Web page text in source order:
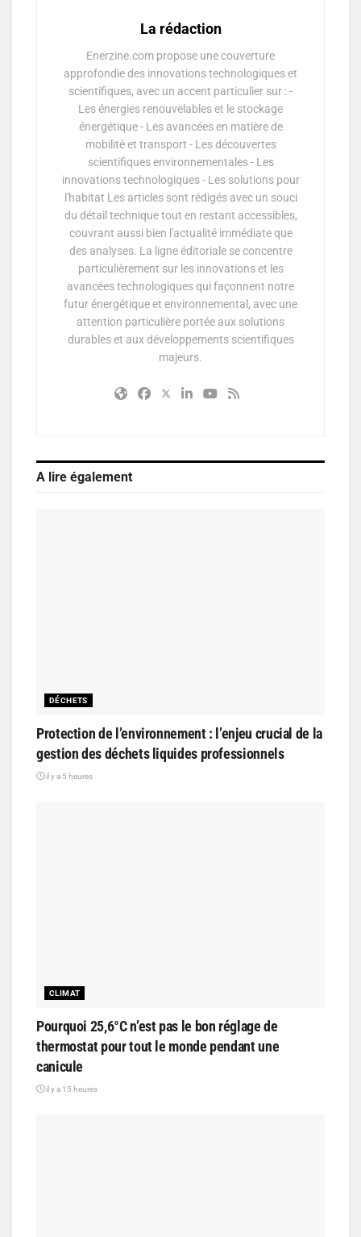
La rédaction
Enerzine.com propose une couverture
approfondie des innovations technologiques et
scientifiques, avec un accent particulier sur : -
Les énergies renouvelables et le stockage
énergétique - Les avancées en matière de
mobilité et transport - Les découvertes
scientifiques environnementales - Les
innovations technologiques - Les solutions pour
l'habitat Les articles sont rédigés avec un souci
du détail technique tout en restant accessibles,
couvrant aussi bien l'actualité immédiate que
des analyses. La ligne éditoriale se concentre
particulièrement sur les innovations et les
avancées technologiques qui façonnent notre
futur énergétique et environnemental, avec une
attention particulière portée aux solutions
durables et aux développements scientifiques
majeurs.
A lire également
DÉCHETS
Protection de l’environnement : l’enjeu crucial de la
gestion des déchets liquides professionnels
il y a 5 heures
CLIMAT
Pourquoi 25,6°C n’est pas le bon réglage de
thermostat pour tout le monde pendant une
canicule
il y a 15 heures